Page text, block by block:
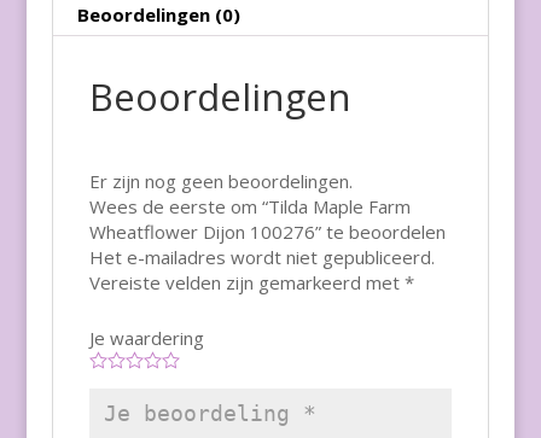
Beoordelingen (0)
Beoordelingen
Er zijn nog geen beoordelingen.
Wees de eerste om “Tilda Maple Farm
Wheatflower Dijon 100276” te beoordelen
Het e-mailadres wordt niet gepubliceerd.
Vereiste velden zijn gemarkeerd met *
Je waardering